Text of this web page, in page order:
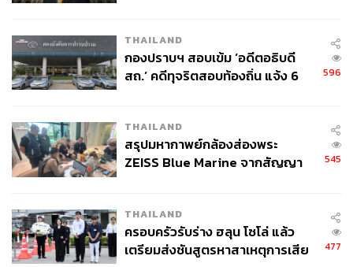
กรุงไทยเกาะแชมป์หนี้เสียอันดับ 1 ของธุรกิจธนาคาร
การบริหารหนี้เป็นธุรกิจหลักของธนาคาร โดยเฉพาะ
THAILAND
กองปราบฯ สอบเข้ม ‘อดีตอธิบดี
สถ.’ คดีทุจริตสอบท้องถิ่น แจ้ง 6
596
THAILAND
สรุปมหากาพย์กล้องส่องพระ
ZEISS Blue Marine จากสัญญา
จ่ายหนี้-แอบระบุแบรนด์
545
THAILAND
ครอบครัวรับร่าง ฮลุน โซโล่ แล้ว
เตรียมส่งชันสูตรหาสาเหตุการเสีย
477